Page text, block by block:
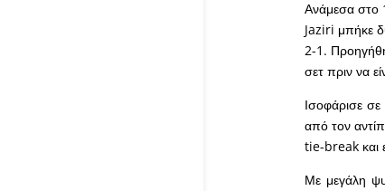
Ανάμεσα στο
Jaziri μπήκε
2-1.
σετ πριν να
Ισοφάρισε
από τον
tie-break και
Με μεγάλη